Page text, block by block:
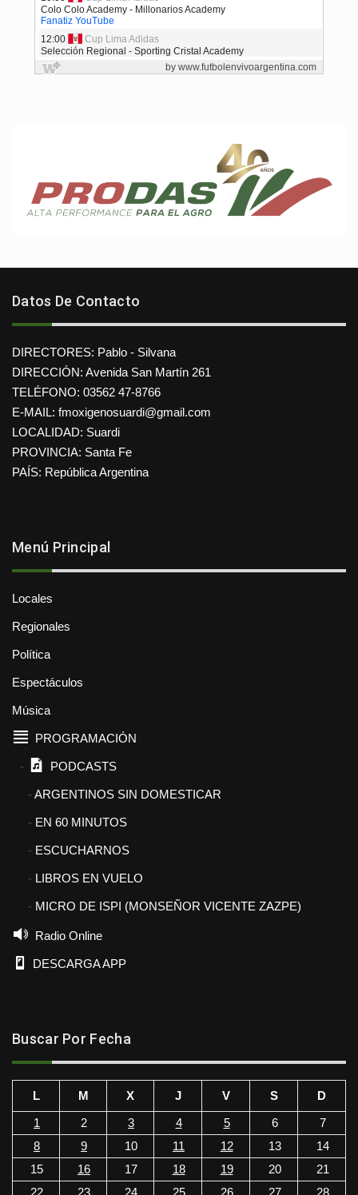
Datos De Contacto
DIRECTORES: Pablo - Silvana
DIRECCIÓN: Avenida San Martín 261
TELÉFONO: 03562 47-8766
E-MAIL: fmoxigenosuardi@gmail.com
LOCALIDAD: Suardi
PROVINCIA: Santa Fe
PAÍS: República Argentina
Menú Principal
Locales
Regionales
Política
Espectáculos
Música
PROGRAMACIÓN
PODCASTS
ARGENTINOS SIN DOMESTICAR
EN 60 MINUTOS
ESCUCHARNOS
LIBROS EN VUELO
MICRO DE ISPI (MONSEÑOR VICENTE ZAZPE)
Radio Online
DESCARGA APP
Buscar Por Fecha
L M X J V S
D
1
2 3 4 5 6
7
8
9 10 11 12 13
14
15
16 17 18 19 20
21
22
23 24 25 26 27
28